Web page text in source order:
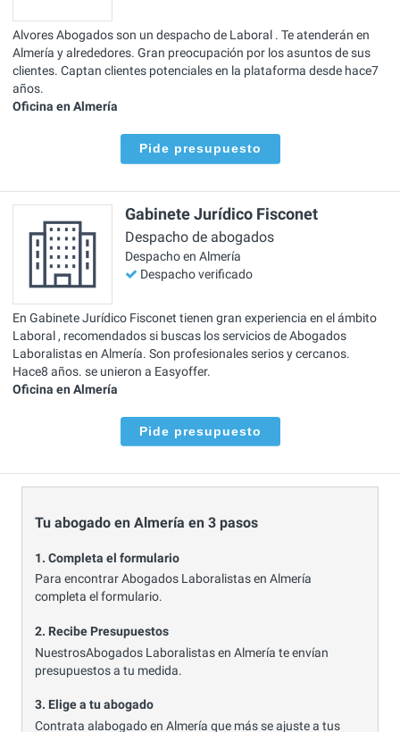
Alvores Abogados son un despacho de Laboral . Te atenderán en
Almería y alrededores. Gran preocupación por los asuntos de sus
clientes. Captan clientes potenciales en la plataforma desde hace7
años.
Oficina en Almería
Pide presupuesto
Gabinete Jurídico Fisconet
Despacho de abogados
Despacho en Almería
Despacho verificado
En Gabinete Jurídico Fisconet tienen gran experiencia en el ámbito
Laboral , recomendados si buscas los servicios de Abogados
Laboralistas en Almería. Son profesionales serios y cercanos.
Hace8 años. se unieron a Easyoffer.
Oficina en Almería
Pide presupuesto
Tu abogado en Almería en 3 pasos
1. Completa el formulario
Para encontrar Abogados Laboralistas en Almería
completa el formulario.
2. Recibe Presupuestos
NuestrosAbogados Laboralistas en Almería te envían
presupuestos a tu medida.
3. Elige a tu abogado
Contrata alabogado en Almería que más se ajuste a tus